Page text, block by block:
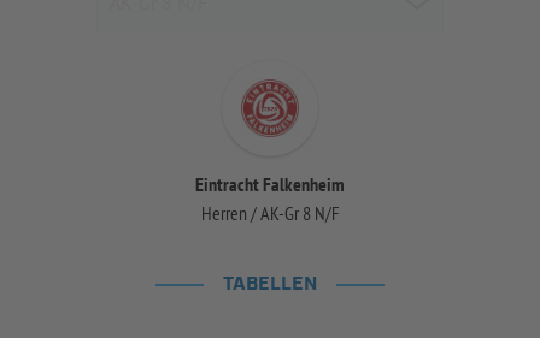
Eintracht Falkenheim
Herren / AK-Gr 8 N/F
TABELLEN